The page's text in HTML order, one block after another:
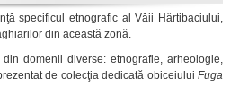
specificul etnografic al Văii Hârtibaciului,
din această zonă.
domenii diverse: etnografie, arheologie,
de colecţia dedicată obiceiului Fuga